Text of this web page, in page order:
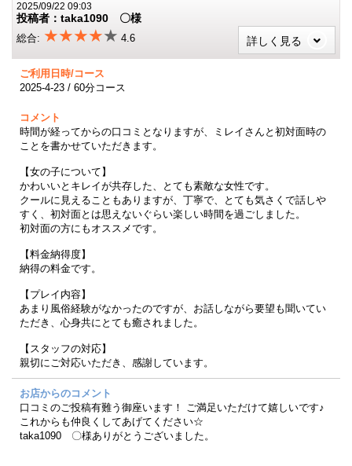
2025/09/22 09:03
投稿者：taka1090 〇様
総合: ★★★★★ 4.6 詳しく見る
ご利用日時/コース
2025-4-23 / 60分コース
コメント
時間が経ってからの口コミとなりますが、ミレイさんと初対面時の
ことを書かせていただきます。
【女の子について】
かわいいとキレイが共存した、とても素敵な女性です。
クールに見えることもありますが、丁寧で、とても気さくで話しや
すく、初対面とは思えないぐらい楽しい時間を過ごしました。
初対面の方にもオススメです。
【料金納得度】
納得の料金です。
【プレイ内容】
あまり風俗経験がなかったのですが、お話しながら要望も聞いてい
ただき、心身共にとても癒されました。
【スタッフの対応】
親切にご対応いただき、感謝しています。
お店からのコメント
口コミのご投稿有難う御座います！ ご満足いただけて嬉しいです♪
これからも仲良くしてあげてください☆
taka1090 〇様ありがとうございました。